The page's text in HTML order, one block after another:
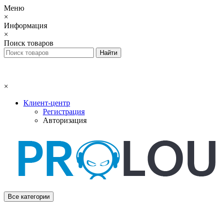
Меню
×
Информация
×
Поиск товаров
×
Клиент-центр
Регистрация
Авторизация
Все категории